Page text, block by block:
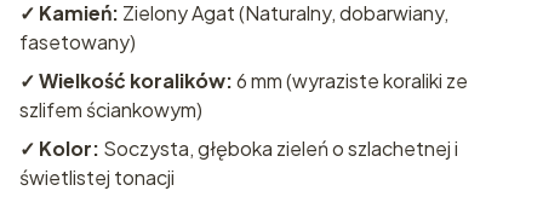
✓ Kamień: Zielony Agat (Naturalny, dobarwiany,
fasetowany)
✓ Wielkość koralików:6 mm (wyraziste koraliki ze
szlifem ściankowym)
✓ Kolor: Soczysta, głęboka zieleń o szlachetnej i
świetlistej tonacji